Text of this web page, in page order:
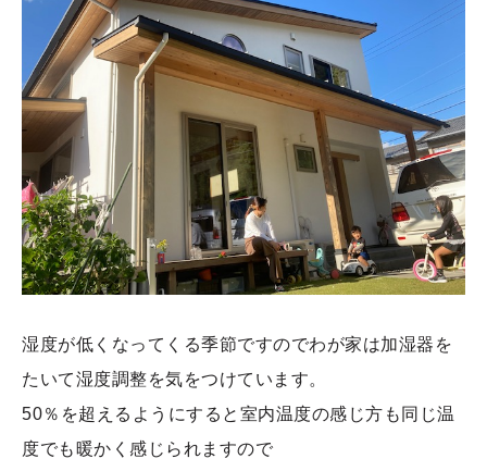
湿度が低くなってくる季節ですのでわが家は加湿器を
たいて湿度調整を気をつけています。
50％を超えるようにすると室内温度の感じ方も同じ温
度でも暖かく感じられますので